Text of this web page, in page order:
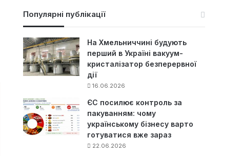
Популярні публікації
На Хмельниччині будують
перший в Україні вакуум-
кристалізатор безперервної
дії
16.06.2026
ЄС посилює контроль за
пакуванням: чому
українському бізнесу варто
готуватися вже зараз
22.06.2026